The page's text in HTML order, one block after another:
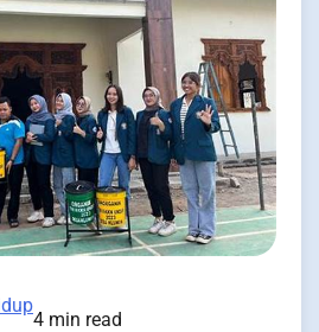
4 min read